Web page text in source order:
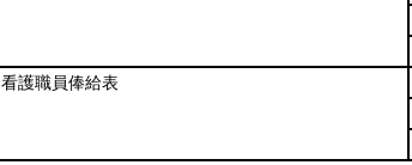
看護職員俸給表